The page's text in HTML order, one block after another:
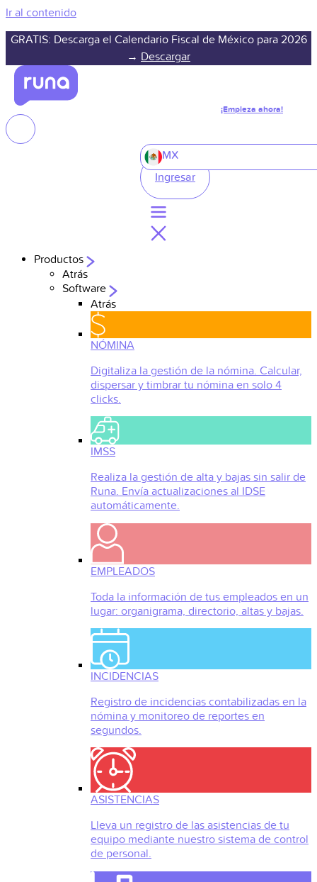
Ir al contenido
GRATIS: Descarga el Calendario Fiscal de México para 2026
→ Descargar
¡Empieza ahora!
MX
Ingresar
Productos
Atrás
Software
Atrás
NÓMINA
Digitaliza la gestión de la nómina. Calcular,
dispersar y timbrar tu nómina en solo 4
clicks.
IMSS
Realiza la gestión de alta y bajas sin salir de
Runa. Envía actualizaciones al IDSE
automáticamente.
EMPLEADOS
Toda la información de tus empleados en un
lugar: organigrama, directorio, altas y bajas.
INCIDENCIAS
Registro de incidencias contabilizadas en la
nómina y monitoreo de reportes en
segundos.
ASISTENCIAS
Lleva un registro de las asistencias de tu
equipo mediante nuestro sistema de control
de personal.